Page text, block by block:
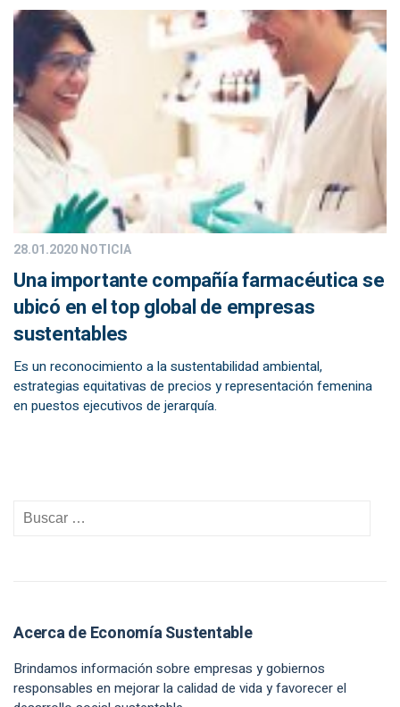
28.01.2020NOTICIA
Una importante compañía farmacéutica se
ubicó en el top global de empresas
sustentables
Es un reconocimiento a la sustentabilidad ambiental,
estrategias equitativas de precios y representación femenina
en puestos ejecutivos de jerarquía.
Acerca de Economía Sustentable
Brindamos información sobre empresas y gobiernos
responsables en mejorar la calidad de vida y favorecer el